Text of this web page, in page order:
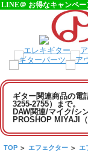
LINE＠ お得なキャンペ
ギター関連商品の電
3255-2755）まで。
DAW関連/マイク/シ
PROSHOP MIYAJI
TOP > エフェクター > エ